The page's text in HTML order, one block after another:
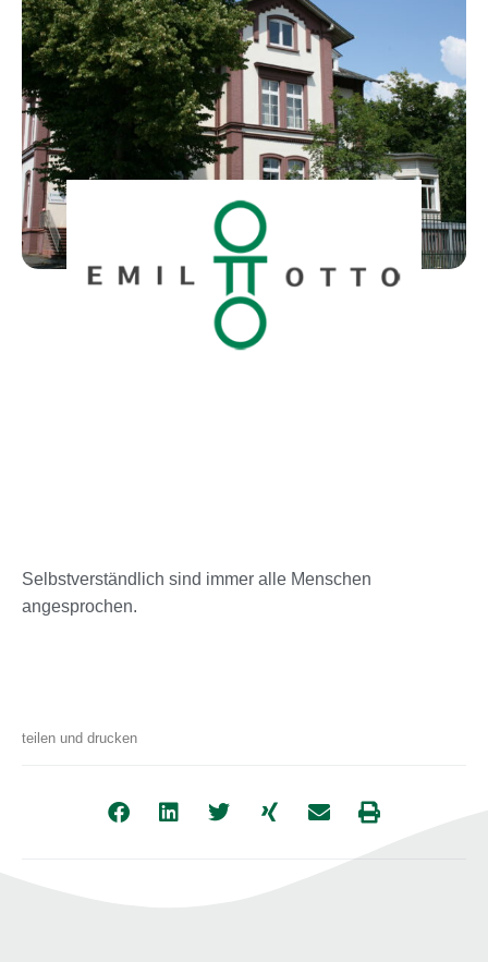
Selbstverständlich sind immer alle Menschen
angesprochen.
teilen und drucken